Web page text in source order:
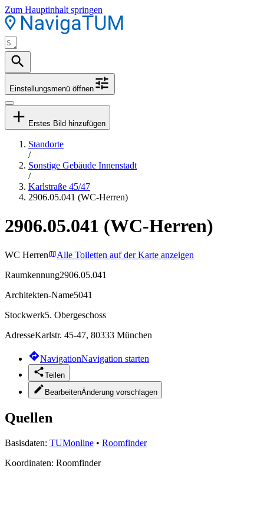
Zum Hauptinhalt springen
Einstellungsmenü öffnen
Erstes Bild hinzufügen
Standorte
/
Sonstige Gebäude Innenstadt
/
Karlstraße 45/47
2906.05.041 (WC-Herren)
2906.05.041 (WC-Herren)
WC Herren
Alle Toiletten auf der Karte anzeigen
Raumkennung2906.05.041
Architekten-Name5041
Stockwerk5. Obergeschoss
AdresseKarlstr. 45-47, 80333 München
NavigationNavigation starten
Teilen
BearbeitenÄnderung vorschlagen
Quellen
Basisdaten: TUMonline • Roomfinder
Koordinaten: Roomfinder